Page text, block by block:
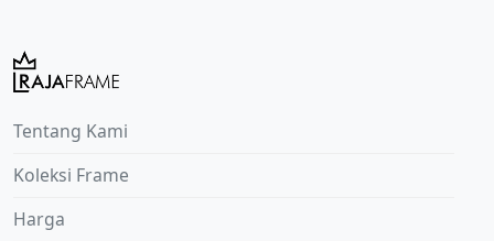
Tentang Kami
Koleksi Frame
Harga